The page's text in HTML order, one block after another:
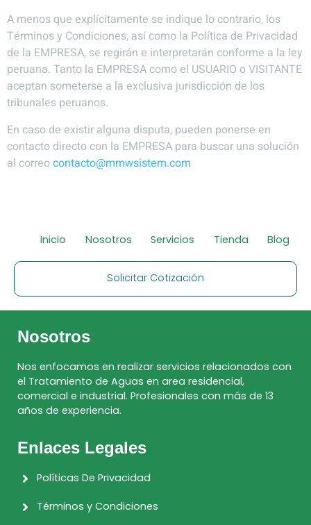
A menos que explícitamente se indique lo contrario, los
Términos y Condiciones, así como la Política de Privacidad
de la EMPRESA, se regirán e interpretarán conforme a la ley
peruana. Tanto la EMPRESA como el USUARIO o VISITANTE
aceptan someterse a la exclusiva jurisdicción de los
tribunales peruanos.
En caso de existir alguna disputa, pueden ponerse en
contacto directo con la EMPRESA para buscar una solución
al correocontacto@mmwsistem.com
Inicio Nosotros Servicios Tienda Blog
Solicitar Cotización
Nosotros
Nos enfocamos en realizar servicios relacionados con
el Tratamiento de Aguas en area residencial,
comercial e industrial. Profesionales con más de 13
años de experiencia.
Enlaces Legales
Políticas De Privacidad
Términos y Condiciones